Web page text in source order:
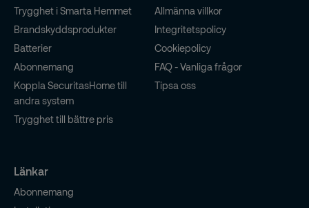
Trygghet i Smarta Hemmet
Brandskyddsprodukter
Batterier
Abonnemang
Koppla SecuritasHome till
andra system
Trygghet till bättre pris
Allmänna villkor
Integritetspolicy
Cookiepolicy
FAQ - Vanliga frågor
Tipsa oss
Länkar
Abonnemang